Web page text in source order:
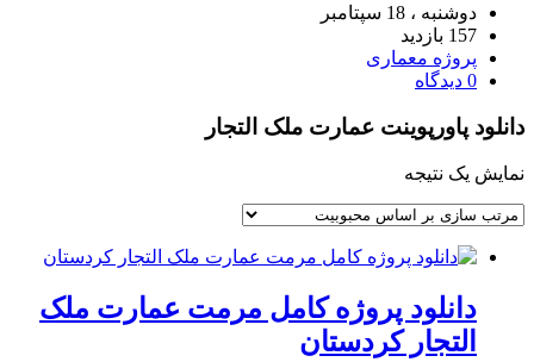
دوشنبه ، 18 سپتامبر
157 بازدید
پروژه معماری
0 دیدگاه
دانلود پاورپوینت عمارت ملک التجار
نمایش یک نتیجه
دانلود پروژه کامل مرمت عمارت ملک
التجار کردستان